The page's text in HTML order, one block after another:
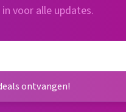
voor alle updates.
ontvangen!